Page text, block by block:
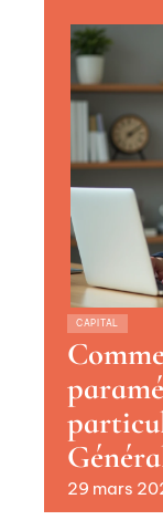
CAPITAL
29 mars